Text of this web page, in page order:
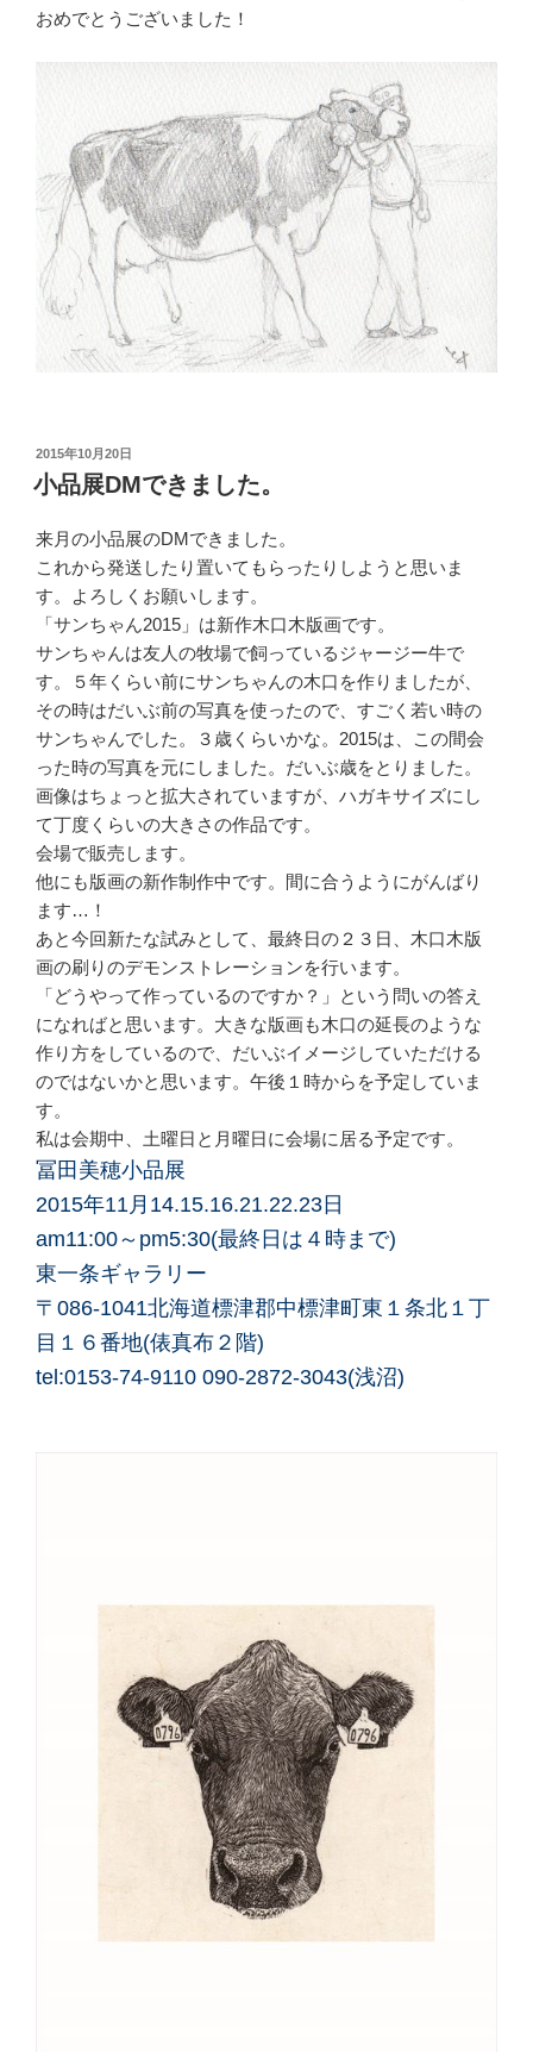
おめでとうございました！
投
稿
日:
2015年10月20日
小品展DMできました。
来月の小品展のDMできました。
これから発送したり置いてもらったりしようと思いま
す。よろしくお願いします。
「サンちゃん2015」は新作木口木版画です。
サンちゃんは友人の牧場で飼っているジャージー牛で
す。５年くらい前にサンちゃんの木口を作りましたが、
その時はだいぶ前の写真を使ったので、すごく若い時の
サンちゃんでした。３歳くらいかな。2015は、この間会
った時の写真を元にしました。だいぶ歳をとりました。
画像はちょっと拡大されていますが、ハガキサイズにし
て丁度くらいの大きさの作品です。
会場で販売します。
他にも版画の新作制作中です。間に合うようにがんばり
ます…！
あと今回新たな試みとして、最終日の２３日、木口木版
画の刷りのデモンストレーションを行います。
「どうやって作っているのですか？」という問いの答え
になればと思います。大きな版画も木口の延長のような
作り方をしているので、だいぶイメージしていただける
のではないかと思います。午後１時からを予定していま
す。
私は会期中、土曜日と月曜日に会場に居る予定です。
冨田美穂小品展
2015年11月14.15.16.21.22.23日
am11:00～pm5:30(最終日は４時まで)
東一条ギャラリー
〒086-1041北海道標津郡中標津町東１条北１丁
目１６番地(俵真布２階)
tel:0153-74-9110 090-2872-3043(浅沼)